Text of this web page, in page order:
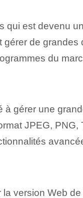
qui est devenu
de grandes
du
gérer une
JPEG,
version Web